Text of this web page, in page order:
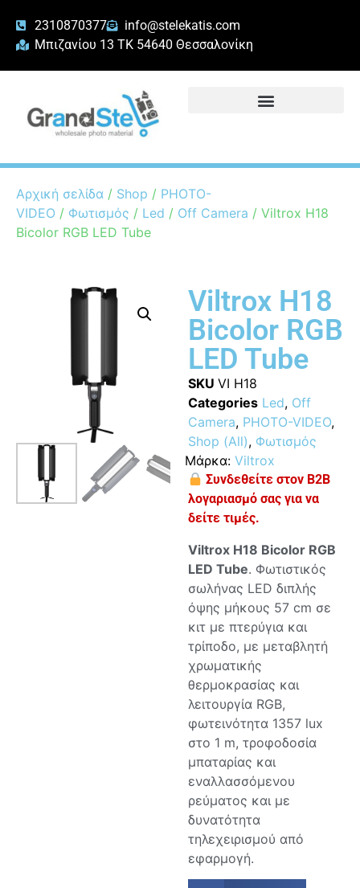
2310870377
info@stelekatis.com
Μπιζανίου 13 ΤΚ 54640 Θεσσαλονίκη
Αρχική σελίδα / Shop / PHOTO-
VIDEO / Φωτισμός / Led / Off Camera / Viltrox H18
Bicolor RGB LED Tube
Viltrox H18
Bicolor RGB
LED Tube
SKU VI H18
Categories Led, Off
Camera, PHOTO-VIDEO,
Shop (All), Φωτισμός
Μάρκα: Viltrox
Συνδεθείτε στον B2B
λογαριασμό σας για να
δείτε τιμές.
Viltrox H18 Bicolor RGB
LED Tube. Φωτιστικός
σωλήνας LED διπλής
όψης μήκους 57 cm σε
κιτ με πτερύγια και
τρίποδο, με μεταβλητή
χρωματικής
θερμοκρασίας και
λειτουργία RGB,
φωτεινότητα 1357 lux
στο 1 m, τροφοδοσία
μπαταρίας και
εναλλασσόμενου
ρεύματος και με
δυνατότητα
τηλεχειρισμού από
εφαρμογή.